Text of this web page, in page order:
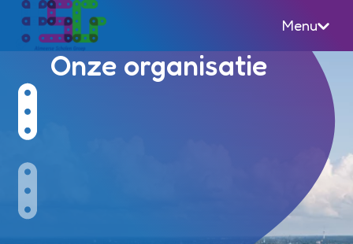
Almeerse Scholen Groep (ASG)
Menu
Onze organisatie